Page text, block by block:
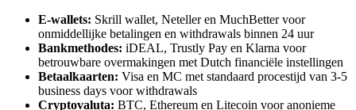
E-wallets: Skrill wallet, Neteller en MuchBetter voor
onmiddellijke betalingen en withdrawals binnen 24 uur
Bankmethodes: iDEAL, Trustly Pay en Klarna voor
betrouwbare overmakingen met Dutch financiële instellingen
Betaalkaarten: Visa en MC met standaard procestijd van 3-5
business days voor withdrawals
Cryptovaluta: BTC, Ethereum en Litecoin voor anonieme